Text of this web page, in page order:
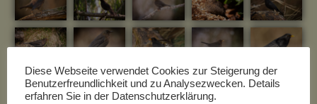
Diese Webseite verwendet Cookies zur Steigerung der
Benutzerfreundlichkeit und zu Analysezwecken. Details
erfahren Sie in der Datenschutzerklärung.